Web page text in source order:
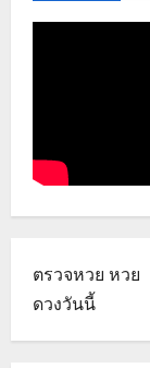
ตรวจหวย หวย
ดวงวันนี้